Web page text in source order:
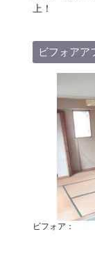
上！
ビフォアア
ビフォア：